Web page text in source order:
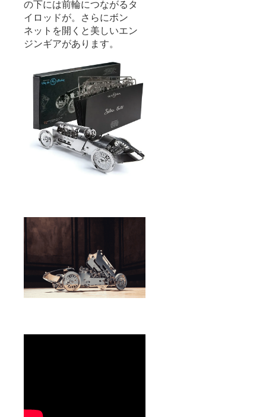
の下には前輪につながるタ
イロッドが。さらにボン
ネットを開くと美しいエン
ジンギアがあります。